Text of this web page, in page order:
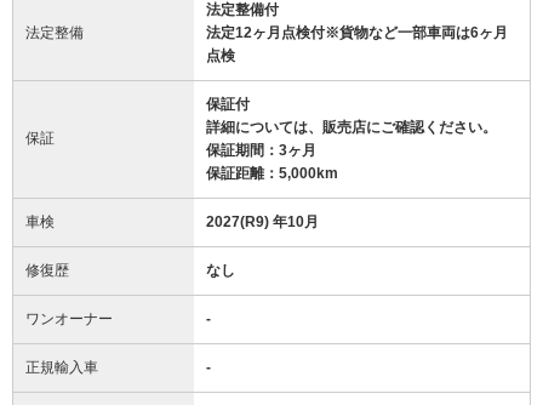
法定整備
法定整備付
法定12ヶ月点検付※貨物など一部車両は6ヶ月
点検
保証
保証付
詳細については、販売店にご確認ください。
保証期間：3ヶ月
保証距離：5,000km
車検 2027(R9) 年10月
修復歴 なし
ワンオーナー -
正規輸入車 -